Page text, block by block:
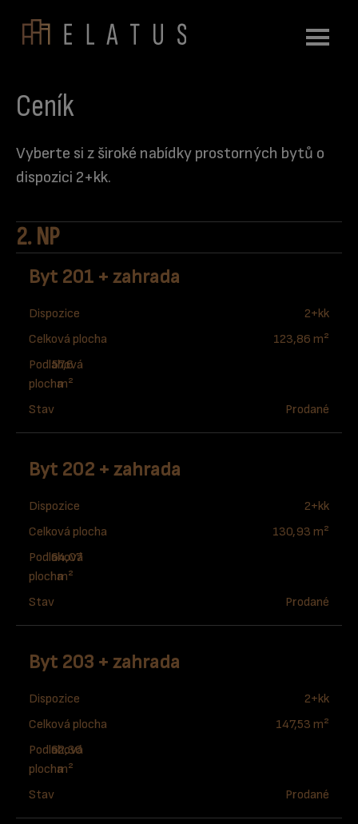
Ceník
Vyberte si z široké nabídky prostorných bytů o
dispozici 2+kk.
2. NP
Byt 201 + zahrada
Dispozice
2+kk
Celková plocha
123,86 m²
Podlahová
plocha
57,6
m²
Stav
Prodané
Byt 202 + zahrada
Dispozice
2+kk
Celková plocha
130,93 m²
Podlahová
plocha
64,07
m²
Stav
Prodané
Byt 203 + zahrada
Dispozice
2+kk
Celková plocha
147,53 m²
Podlahová
plocha
62,36
m²
Stav
Prodané